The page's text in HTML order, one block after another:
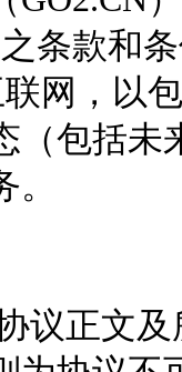
条款和
联网，以
（包括未
议正文